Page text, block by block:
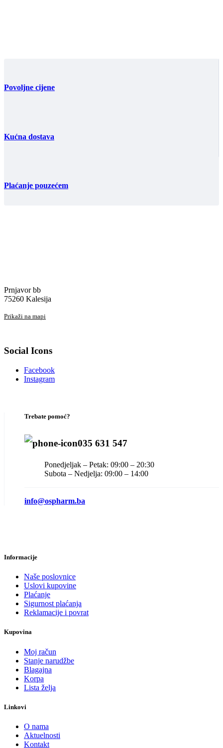
Povoljne cijene
Kućna dostava
Plaćanje pouzećem
Prnjavor bb
75260 Kalesija
Prikaži na mapi
Social Icons
Facebook
Instagram
Trebate pomoć?
035 631 547
Ponedjeljak – Petak: 09:00 – 20:30
Subota – Nedjelja: 09:00 – 14:00
info@ospharm.ba
Informacije
Naše poslovnice
Uslovi kupovine
Plaćanje
Sigurnost plaćanja
Reklamacije i povrat
Kupovina
Moj račun
Stanje narudžbe
Blagajna
Korpa
Lista želja
Linkovi
O nama
Aktuelnosti
Kontakt